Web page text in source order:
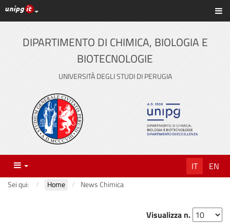
Vai
al
contenuto
principale
Link ai principali servizi web di Ateneo
DIPARTIMENTO DI CHIMICA, BIOLOGIA E
BIOTECNOLOGIE
UNIVERSITÀ DEGLI STUDI DI PERUGIA
Menu IT EN
Sei qui: Home News Chimica
Visualizza n.